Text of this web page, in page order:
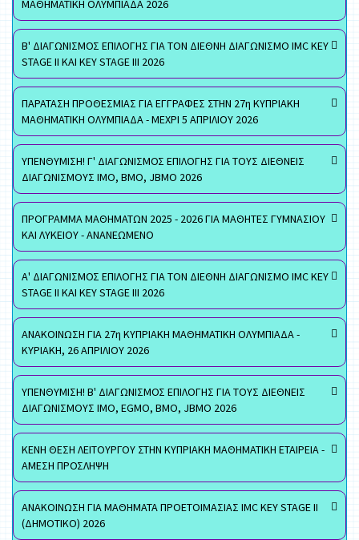
ΜΑΘΗΜΑΤΙΚΗ ΟΛΥΜΠΙΑΔΑ 2026
Β' ΔΙΑΓΩΝΙΣΜΟΣ ΕΠΙΛΟΓΗΣ ΓΙΑ ΤΟΝ ΔΙΕΘΝΗ ΔΙΑΓΩΝΙΣΜΟ IMC KEY
STAGE II ΚΑΙ KEY STAGE III 2026
ΠΑΡΑΤΑΣΗ ΠΡΟΘΕΣΜΙΑΣ ΓΙΑ ΕΓΓΡΑΦΕΣ ΣΤΗΝ 27η ΚΥΠΡΙΑΚΗ
ΜΑΘΗΜΑΤΙΚΗ ΟΛΥΜΠΙΑΔΑ - ΜΕΧΡΙ 5 ΑΠΡΙΛΙΟΥ 2026
ΥΠΕΝΘΥΜΙΣΗ! Γ' ΔΙΑΓΩΝΙΣΜΟΣ ΕΠΙΛΟΓΗΣ ΓΙΑ ΤΟΥΣ ΔΙΕΘΝΕΙΣ
ΔΙΑΓΩΝΙΣΜΟΥΣ ΙΜΟ, ΒΜΟ, JBMO 2026
ΠΡΟΓΡΑΜΜΑ ΜΑΘΗΜΑΤΩΝ 2025 - 2026 ΓΙΑ ΜΑΘΗΤΕΣ ΓΥΜΝΑΣΙΟΥ
ΚΑΙ ΛΥΚΕΙΟΥ - ΑΝΑΝΕΩΜΕΝΟ
Α' ΔΙΑΓΩΝΙΣΜΟΣ ΕΠΙΛΟΓΗΣ ΓΙΑ ΤΟΝ ΔΙΕΘΝΗ ΔΙΑΓΩΝΙΣΜΟ IMC KEY
STAGE II ΚΑΙ KEY STAGE III 2026
ΑΝΑΚΟΙΝΩΣΗ ΓΙΑ 27η ΚΥΠΡΙΑΚΗ ΜΑΘΗΜΑΤΙΚΗ ΟΛΥΜΠΙΑΔΑ -
ΚΥΡΙΑΚΗ, 26 ΑΠΡΙΛΙΟΥ 2026
ΥΠΕΝΘΥΜΙΣΗ! Β' ΔΙΑΓΩΝΙΣΜΟΣ ΕΠΙΛΟΓΗΣ ΓΙΑ ΤΟΥΣ ΔΙΕΘΝΕΙΣ
ΔΙΑΓΩΝΙΣΜΟΥΣ ΙΜΟ, EGMO, ΒΜΟ, JBMO 2026
ΚΕΝΗ ΘΕΣΗ ΛΕΙΤΟΥΡΓΟΥ ΣΤΗΝ ΚΥΠΡΙΑΚΗ ΜΑΘΗΜΑΤΙΚΗ ΕΤΑΙΡΕΙΑ -
ΑΜΕΣΗ ΠΡΟΣΛΗΨΗ
ΑΝΑΚΟΙΝΩΣΗ ΓΙΑ ΜΑΘΗΜΑΤΑ ΠΡΟΕΤΟΙΜΑΣΙΑΣ IMC KEY STAGE II
(ΔΗΜΟΤΙΚΟ) 2026